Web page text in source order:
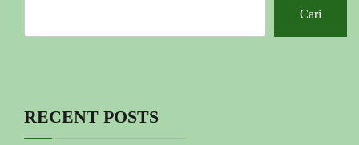
Cari
RECENT POSTS